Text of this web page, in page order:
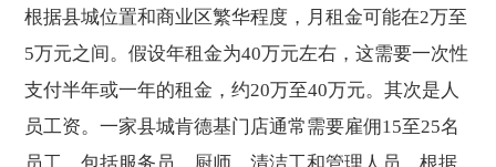
根据县城位置和商业区繁华程度，月租金可能在2万至
5万元之间。假设年租金为40万元左右，这需要一次性
支付半年或一年的租金，约20万至40万元。其次是人
员工资。一家县城肯德基门店通常需要雇佣15至25名